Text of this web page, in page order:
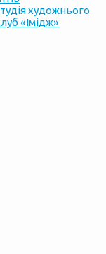
художнього
«Імідж»